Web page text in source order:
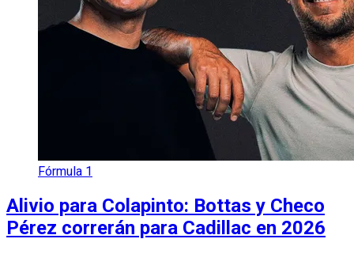
Fórmula 1
Alivio para Colapinto: Bottas y Checo
Pérez correrán para Cadillac en 2026